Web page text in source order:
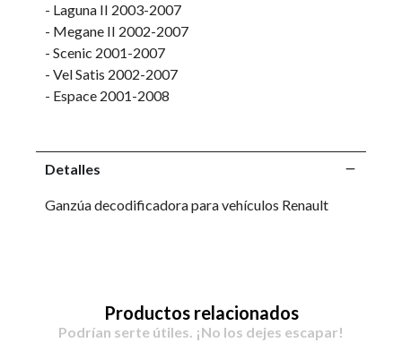
- Laguna II 2003-2007
- Megane II 2002-2007
- Scenic 2001-2007
- Vel Satis 2002-2007
- Espace 2001-2008
Detalles
Ganzúa decodificadora para vehículos Renault
Productos relacionados
Podrían serte útiles. ¡No los dejes escapar!